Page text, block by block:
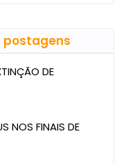
postagens
DE
NOS FINAIS DE